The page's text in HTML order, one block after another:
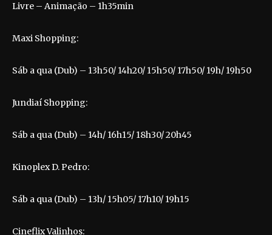
Livre – Animação – 1h35min
Maxi Shopping:
Sáb a qua (Dub) – 13h50/ 14h20/ 15h50/ 17h50/ 19h/ 19h50
Jundiaí Shopping:
Sáb a qua (Dub) – 14h/ 16h15/ 18h30/ 20h45
Kinoplex D. Pedro:
Sáb a qua (Dub) – 13h/ 15h05/ 17h10/ 19h15
Cineflix Valinhos: